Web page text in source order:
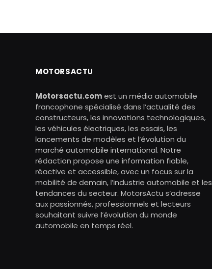
MOTORSACTU
Motorsactu.comest un média automobile
francophone spécialisé dans l’actualité des
constructeurs, les innovations technologiques,
les véhicules électriques, les essais, les
lancements de modèles et l’évolution du
marché automobile international. Notre
rédaction propose une information fiable,
réactive et accessible, avec un focus sur la
mobilité de demain, l’industrie automobile et les
tendances du secteur. MotorsActu s’adresse
aux passionnés, professionnels et lecteurs
souhaitant suivre l’évolution du monde
automobile en temps réel.